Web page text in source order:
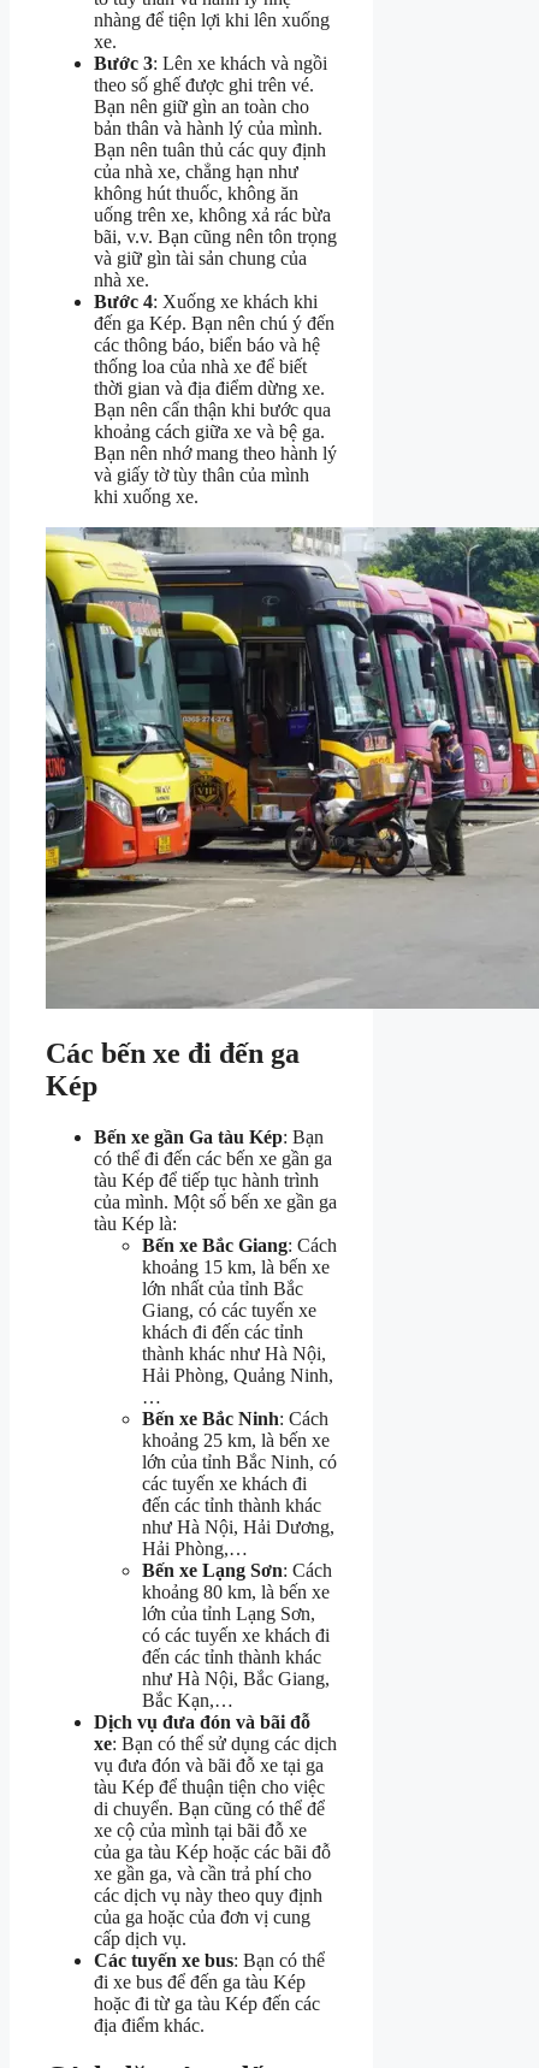
nhàng để tiện lợi khi lên xuống
xe.
Bước 3: Lên xe khách và ngồi
theo số ghế được ghi trên vé.
Bạn nên giữ gìn an toàn cho
bản thân và hành lý của mình.
Bạn nên tuân thủ các quy định
của nhà xe, chẳng hạn như
không hút thuốc, không ăn
uống trên xe, không xả rác bừa
bãi, v.v. Bạn cũng nên tôn trọng
và giữ gìn tài sản chung của
nhà xe.
Bước 4: Xuống xe khách khi
đến ga Kép. Bạn nên chú ý đến
các thông báo, biển báo và hệ
thống loa của nhà xe để biết
thời gian và địa điểm dừng xe.
Bạn nên cẩn thận khi bước qua
khoảng cách giữa xe và bệ ga.
Bạn nên nhớ mang theo hành lý
và giấy tờ tùy thân của mình
khi xuống xe.
Các bến xe đi đến ga
Kép
Bến xe gần Ga tàu Kép: Bạn
có thể đi đến các bến xe gần ga
tàu Kép để tiếp tục hành trình
của mình. Một số bến xe gần ga
tàu Kép là:
Bến xe Bắc Giang: Cách
khoảng 15 km, là bến xe
lớn nhất của tỉnh Bắc
Giang, có các tuyến xe
khách đi đến các tỉnh
thành khác như Hà Nội,
Hải Phòng, Quảng Ninh,
…
Bến xe Bắc Ninh: Cách
khoảng 25 km, là bến xe
lớn của tỉnh Bắc Ninh, có
các tuyến xe khách đi
đến các tỉnh thành khác
như Hà Nội, Hải Dương,
Hải Phòng,…
Bến xe Lạng Sơn: Cách
khoảng 80 km, là bến xe
lớn của tỉnh Lạng Sơn,
có các tuyến xe khách đi
đến các tỉnh thành khác
như Hà Nội, Bắc Giang,
Bắc Kạn,…
Dịch vụ đưa đón và bãi đỗ
xe: Bạn có thể sử dụng các dịch
vụ đưa đón và bãi đỗ xe tại ga
tàu Kép để thuận tiện cho việc
di chuyển. Bạn cũng có thể để
xe cộ của mình tại bãi đỗ xe
của ga tàu Kép hoặc các bãi đỗ
xe gần ga, và cần trả phí cho
các dịch vụ này theo quy định
của ga hoặc của đơn vị cung
cấp dịch vụ.
Các tuyến xe bus: Bạn có thể
đi xe bus để đến ga tàu Kép
hoặc đi từ ga tàu Kép đến các
địa điểm khác.